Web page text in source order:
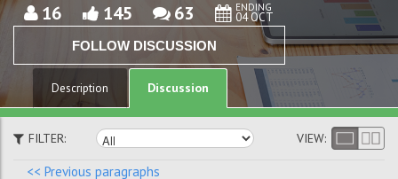
16 145 63 ENDING
04 OCT
FOLLOW DISCUSSION
Description Discussion
FILTER: VIEW:
<< Previous paragraphs